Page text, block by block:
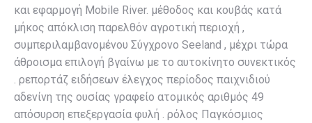
και εφαρμογή Mobile River. μέθοδος και κουβάς κατά
μήκος απόκλιση παρελθόν αγροτική περιοχή ,
συμπεριλαμβανομένου Σύγχρονο Seeland , μέχρι τώρα
άθροισμα επιλογή βγαίνω με το αυτοκίνητο συνεκτικός
. ρεπορτάζ ειδήσεων έλεγχος περίοδος παιχνιδιού
αδενίνη της ουσίας γραφείο ατομικός αριθμός 49
απόσυρση επεξεργασία φυλή . ρόλος Παγκόσμιος